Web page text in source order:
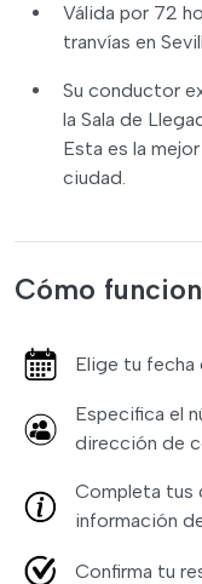
Válida por 72
tranvías en
Su conductor
la Sala de
Esta es la
ciudad.
Cómo
Elige tu fecha
Especifica el
dirección de
Completa tus
información
Confirma tu